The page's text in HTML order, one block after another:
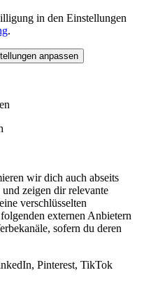
in den Einstellungen
.
anpassen
wir dich auch abseits
zeigen dir relevante
verschlüsselten
externen Anbietern
sofern du deren
Pinterest, TikTok